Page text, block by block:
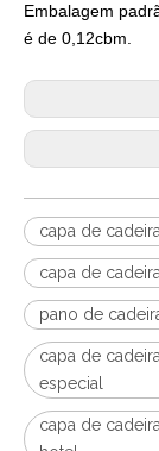
Embalagem
é de 0,12cbm.
capa de
capa de
pano de
capa de
especial
capa de